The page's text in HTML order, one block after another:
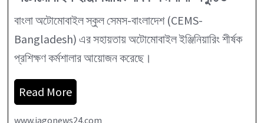
বাংলা অটোমোবাইল স্কুল সেমস-বাংলাদেশ (CEMS-
Bangladesh) এর সহায়তায় অটোমোবাইল ইঞ্জিনিয়ারিং শীর্ষক
প্রশিক্ষণ কর্মশালার আয়োজন করেছে।
Read More
www.jagonews24.com